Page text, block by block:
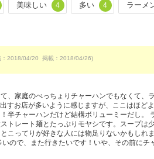
美味しい 4 多い 4 ラーメ
：2018/04/20 掲載：2018/04/26)
、家庭のべっちょりチャーハンでもなくて、
すお店が多いように感じますが、ここはほど
半チャーハンだけど結構ボリューミーだし。
トレート麺とたっぷりモヤシです。スープは
こってりが好きな人には物足りないかもしれ
ので、また行きたいです！いや、その前にチ